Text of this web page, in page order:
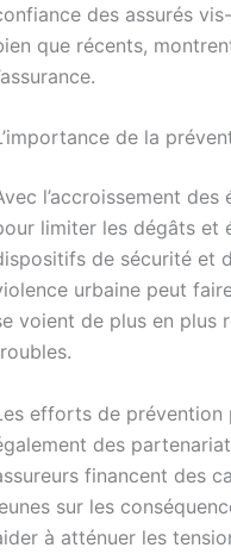
des assurés
que récents,
de la
l’accroissement
limiter les dégâts et
de sécurité et
urbaine peut
voient de plus en plus
efforts de prévention
des
financent des
sur les
à atténuer les